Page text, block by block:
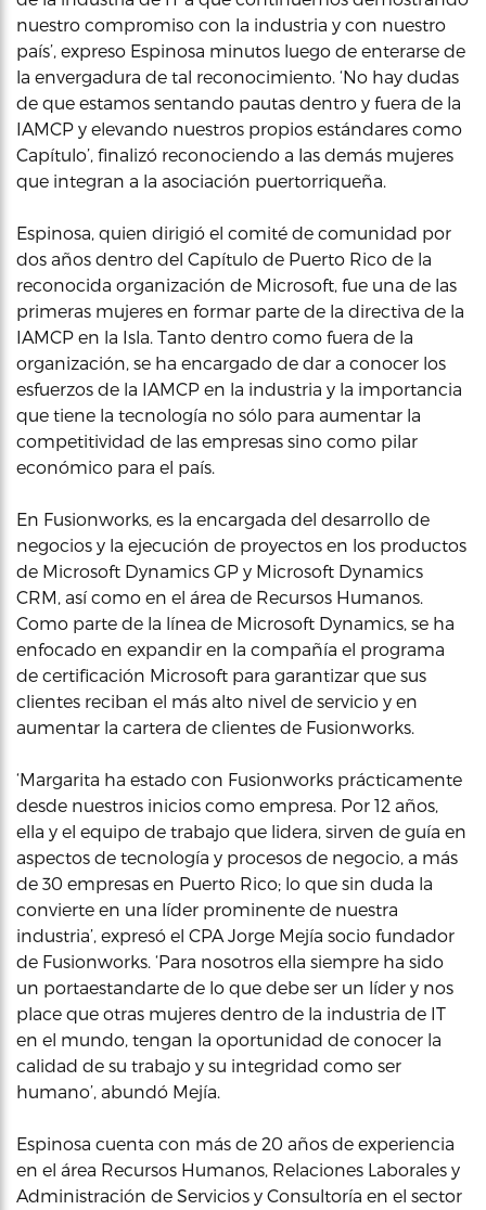
nuestro compromiso con la industria y con nuestro
país’, expreso Espinosa minutos luego de enterarse de
la envergadura de tal reconocimiento. ‘No hay dudas
de que estamos sentando pautas dentro y fuera de la
IAMCP y elevando nuestros propios estándares como
Capítulo’, finalizó reconociendo a las demás mujeres
que integran a la asociación puertorriqueña.
Espinosa, quien dirigió el comité de comunidad por
dos años dentro del Capítulo de Puerto Rico de la
reconocida organización de Microsoft, fue una de las
primeras mujeres en formar parte de la directiva de la
IAMCP en la Isla. Tanto dentro como fuera de la
organización, se ha encargado de dar a conocer los
esfuerzos de la IAMCP en la industria y la importancia
que tiene la tecnología no sólo para aumentar la
competitividad de las empresas sino como pilar
económico para el país.
En Fusionworks, es la encargada del desarrollo de
negocios y la ejecución de proyectos en los productos
de Microsoft Dynamics GP y Microsoft Dynamics
CRM, así como en el área de Recursos Humanos.
Como parte de la línea de Microsoft Dynamics, se ha
enfocado en expandir en la compañía el programa
de certificación Microsoft para garantizar que sus
clientes reciban el más alto nivel de servicio y en
aumentar la cartera de clientes de Fusionworks.
‘Margarita ha estado con Fusionworks prácticamente
desde nuestros inicios como empresa. Por 12 años,
ella y el equipo de trabajo que lidera, sirven de guía en
aspectos de tecnología y procesos de negocio, a más
de 30 empresas en Puerto Rico; lo que sin duda la
convierte en una líder prominente de nuestra
industria’, expresó el CPA Jorge Mejía socio fundador
de Fusionworks. ‘Para nosotros ella siempre ha sido
un portaestandarte de lo que debe ser un líder y nos
place que otras mujeres dentro de la industria de IT
en el mundo, tengan la oportunidad de conocer la
calidad de su trabajo y su integridad como ser
humano’, abundó Mejía.
Espinosa cuenta con más de 20 años de experiencia
en el área Recursos Humanos, Relaciones Laborales y
Administración de Servicios y Consultoría en el sector